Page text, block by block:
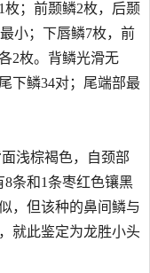
；前颞鳞2枚，后颞
小；下唇鳞7枚，前
2枚。背鳞光滑无
下鳞34对；尾端部最
浅棕褐色，自颈部
条和1条枣红色镶黑
，但该种的鼻间鳞与
就此鉴定为龙胜小头